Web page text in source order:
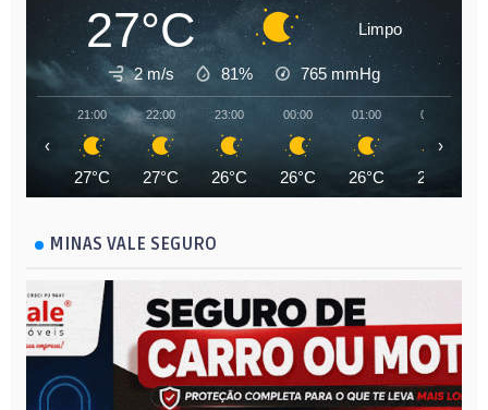
27°C Limpo
2 m/s 81% 765 mmHg
21:00
27°C
22:00
27°C
23:00
26°C
00:00
26°C
01:00
26°C
02:00
25°C
‹ ›
MINAS VALE SEGURO